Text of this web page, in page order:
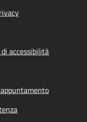
accessibilità